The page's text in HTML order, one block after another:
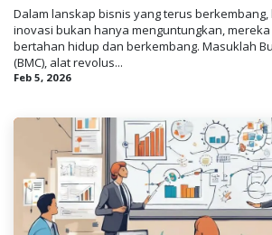
Dalam lanskap bisnis yang terus
inovasi bukan hanya menguntungkan,
bertahan hidup dan berkembang. Masuklah
(BMC), alat revolus...
Feb 5, 2026